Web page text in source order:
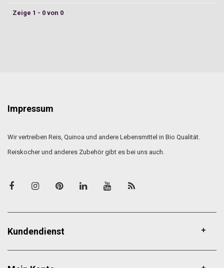
Zeige 1 - 0 von 0
Impressum
Wir vertreiben Reis, Quinoa und andere Lebensmittel in Bio Qualität.
Reiskocher und anderes Zubehör gibt es bei uns auch.
Kundendienst